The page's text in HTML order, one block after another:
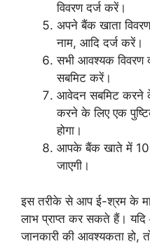
विवरण दर्ज करें।
अपने बैंक खाता
नाम, आदि दर्ज करें।
सभी आवश्यक विवरण
सबमिट करें।
आवेदन सबमिट करने
करने के लिए एक
होगा।
आपके बैंक खाते में
जाएगी।
इस तरीके से आप ई-श्रम के
लाभ प्राप्त कर सकते हैं। यदि
जानकारी की आवश्यकता हो,